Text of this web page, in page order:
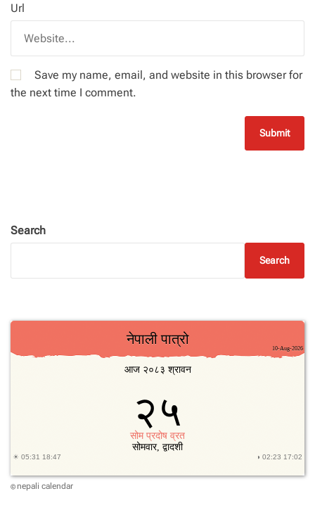
Url
Save my name, email, and website in this browser for
the next time I comment.
Search
Search
© nepali calendar